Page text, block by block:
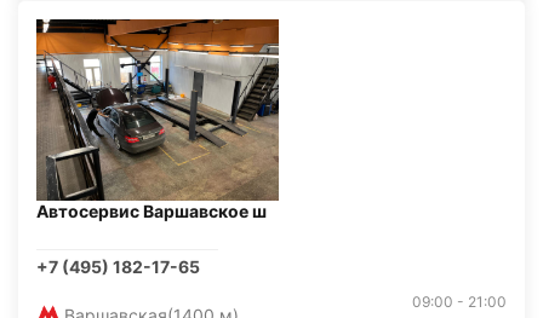
Автосервис Варшавское ш
+7 (495) 182-17-65
09:00 - 21:00